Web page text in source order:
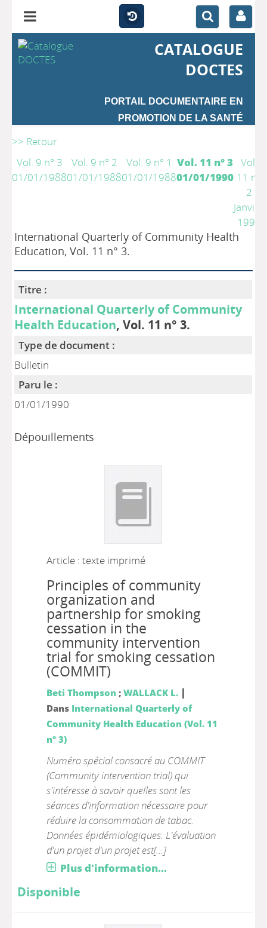
CATALOGUE
DOCTES
PORTAIL DOCUMENTAIRE EN
PROMOTION DE LA SANTÉ
>> Retour
Vol. 9 n° 3
01/01/1988
Vol. 9 n° 2
01/01/1988
Vol. 9 n° 1
01/01/1988
Vol. 11 n° 3
01/01/1990
Vol.
11 n°
2
Janvier
1991
International Quarterly of Community Health
Education, Vol. 11 n° 3.
Titre :
International Quarterly of Community
Health Education, Vol. 11 n° 3.
Type de document :
Bulletin
Paru le :
01/01/1990
Dépouillements
Article : texte imprimé
Principles of community
organization and
partnership for smoking
cessation in the
community intervention
trial for smoking cessation
(COMMIT)
Beti Thompson ; WALLACK L. |
Dans International Quarterly of
Community Health Education (Vol. 11
n° 3)
Numéro spécial consacré au COMMIT
(Community intervention trial) qui
s'intéresse à savoir quelles sont les
séances d'information nécessaire pour
réduire la consommation de tabac.
Données épidémiologiques. L'évaluation
d'un projet d'un projet est[...]
Plus d'information...
Disponible